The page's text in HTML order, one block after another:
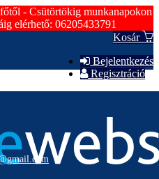
- Csütörtökig munkanapokon
elérhető: 06205433791
Kosár
Bejelentkezés
Regisztráció